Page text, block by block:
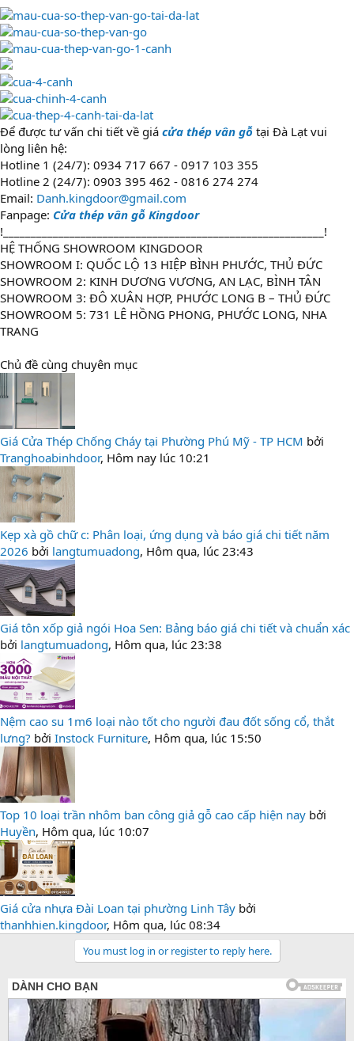
Để được tư vấn chi tiết về giá cửa thép vân gỗ tại Đà Lạt vui
lòng liên hệ:
Hotline 1 (24/7): 0934 717 667 - 0917 103 355
Hotline 2 (24/7): 0903 395 462 - 0816 274 274
Email: Danh.kingdoor@gmail.com
Fanpage: Cửa thép vân gỗ Kingdoor
!__________________________________________________________!
HỆ THỐNG SHOWROOM KINGDOOR
SHOWROOM I: QUỐC LỘ 13 HIỆP BÌNH PHƯỚC, THỦ ĐỨC
SHOWROOM 2: KINH DƯƠNG VƯƠNG, AN LẠC, BÌNH TÂN
SHOWROOM 3: ĐÔ XUÂN HỢP, PHƯỚC LONG B – THỦ ĐỨC
SHOWROOM 5: 731 LÊ HỒNG PHONG, PHƯỚC LONG, NHA
TRANG
Chủ đề cùng chuyên mục
Giá Cửa Thép Chống Cháy tại Phường Phú Mỹ - TP HCM bởi
Tranghoabinhdoor, Hôm nay lúc 10:21
Kẹp xà gồ chữ c: Phân loại, ứng dụng và báo giá chi tiết năm
2026 bởi langtumuadong, Hôm qua, lúc 23:43
Giá tôn xốp giả ngói Hoa Sen: Bảng báo giá chi tiết và chuẩn xác
bởi langtumuadong, Hôm qua, lúc 23:38
Nệm cao su 1m6 loại nào tốt cho người đau đốt sống cổ, thắt
lưng? bởi Instock Furniture, Hôm qua, lúc 15:50
Top 10 loại trần nhôm ban công giả gỗ cao cấp hiện nay bởi
Huyền, Hôm qua, lúc 10:07
Giá cửa nhựa Đài Loan tại phường Linh Tây bởi
thanhhien.kingdoor, Hôm qua, lúc 08:34
You must log in or register to reply here.